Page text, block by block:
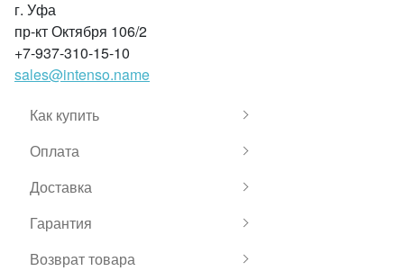
г. Уфа
пр-кт Октября 106/2
+7-937-310-15-10
sales@intenso.name
Как купить
Оплата
Доставка
Гарантия
Возврат товара